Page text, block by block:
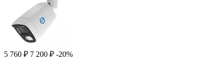
5 760 ₽ 7 200 ₽ -20%